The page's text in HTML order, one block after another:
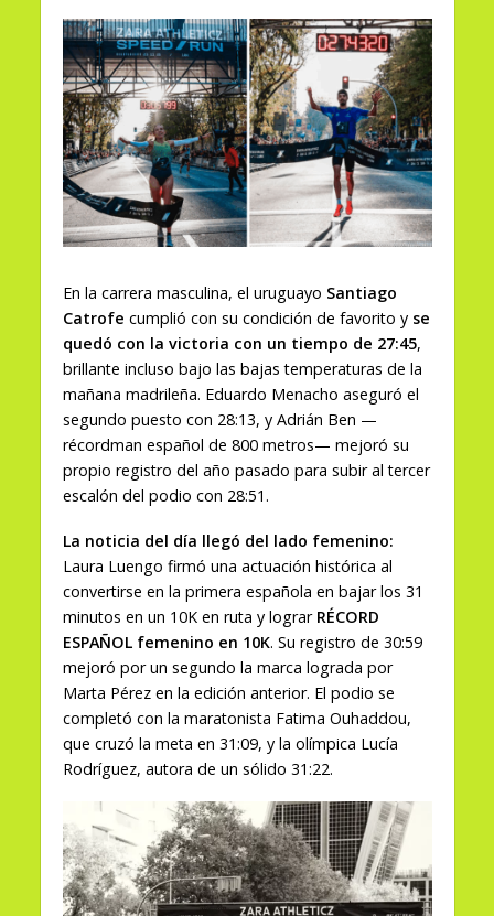
En la carrera masculina, el uruguayo Santiago
Catrofe cumplió con su condición de favorito y se
quedó con la victoria con un tiempo de 27:45,
brillante incluso bajo las bajas temperaturas de la
mañana madrileña. Eduardo Menacho aseguró el
segundo puesto con 28:13, y Adrián Ben —
récordman español de 800 metros— mejoró su
propio registro del año pasado para subir al tercer
escalón del podio con 28:51.
La noticia del día llegó del lado femenino:
Laura Luengo firmó una actuación histórica al
convertirse en la primera española en bajar los 31
minutos en un 10K en ruta y lograr RÉCORD
ESPAÑOL femenino en 10K. Su registro de 30:59
mejoró por un segundo la marca lograda por
Marta Pérez en la edición anterior. El podio se
completó con la maratonista Fatima Ouhaddou,
que cruzó la meta en 31:09, y la olímpica Lucía
Rodríguez, autora de un sólido 31:22.